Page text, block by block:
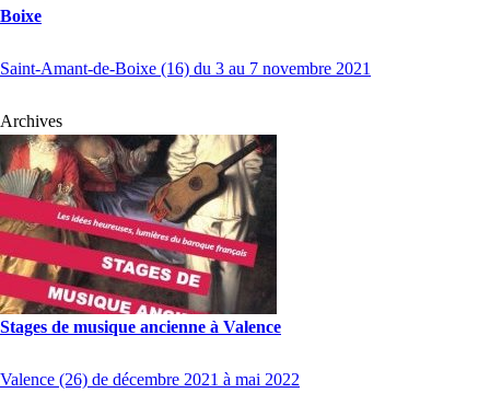
Boixe
Saint-Amant-de-Boixe (16) du 3 au 7 novembre 2021
Archives
Stages de musique ancienne à Valence
Valence (26) de décembre 2021 à mai 2022